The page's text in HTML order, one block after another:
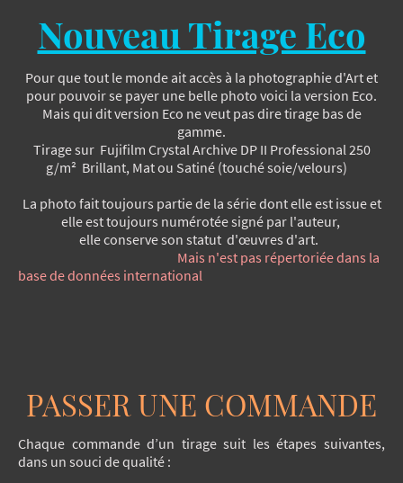
Nouveau Tirage Eco
Pour que tout le monde ait accès à la photographie d'Art et
pour pouvoir se payer une belle photo voici la version Eco.
Mais qui dit version Eco ne veut pas dire tirage bas de
gamme.
Tirage sur Fujifilm Crystal Archive DP II Professional​ 250
g/m² Brillant, Mat ou Satiné (touché soie/velours)
La photo fait toujours partie de la série dont elle est issue et
elle est toujours numérotée signé par l'auteur,
elle conserve son statut d'œuvres d'art.
Mais n'est pas répertoriée dans la
base de données international
PASSER UNE COMMANDE
Chaque commande d’un tirage suit les étapes suivantes,
dans un souci de qualité :